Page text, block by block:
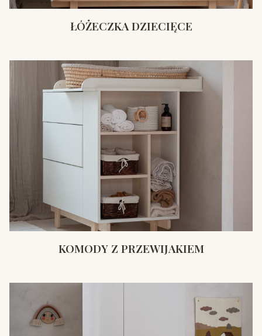
ŁÓŻECZKA DZIECIĘCE
KOMODY Z PRZEWIJAKIEM